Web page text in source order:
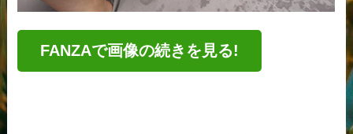
FANZAで画像の続きを見る!